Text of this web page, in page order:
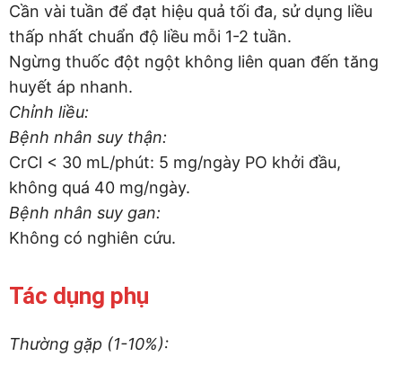
Cần vài tuần để đạt hiệu quả tối đa, sử dụng liều
thấp nhất chuẩn độ liều mỗi 1-2 tuần.
Ngừng thuốc đột ngột không liên quan đến tăng
huyết áp nhanh.
Chỉnh liều:
Bệnh nhân suy thận:
CrCl < 30 mL/phút: 5 mg/ngày PO khởi đầu,
không quá 40 mg/ngày.
Bệnh nhân suy gan:
Không có nghiên cứu.
Tác dụng phụ
Thường gặp (1-10%):